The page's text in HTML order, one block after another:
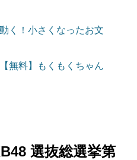
く！小さくなったお文
無料】もくもくちゃん
選抜総選挙第